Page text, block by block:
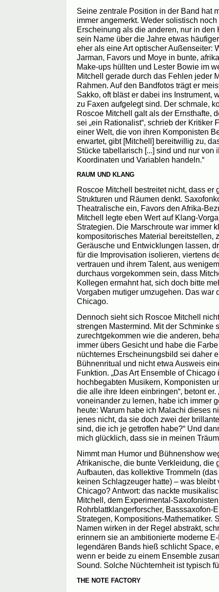
Seine zentrale Position in der Band hat
immer angemerkt. Weder solistisch
Erscheinung als die anderen, nur in den
sein Name über die Jahre etwas
eher als eine Art optischer Außenseiter:
Jarman, Favors und Moye in bunte,
Make-ups hüllten und Lester Bowie im
Mitchell gerade durch das Fehlen jeder
Rahmen. Auf den Bandfotos trägt er
Sakko, oft bläst er dabei ins Instrument,
zu Faxen aufgelegt sind. Der schmale,
Roscoe Mitchell galt als der Ernsthafte,
sei „ein Rationalist“, schrieb der Kritiker
einer Welt, die von ihren Komponisten
erwartet, gibt [Mitchell] bereitwillig zu,
Stücke tabellarisch [...] sind und nur von
Koordinaten und Variablen handeln.“
RAUM UND KLANG
Roscoe Mitchell bestreitet nicht, dass er
Strukturen und Räumen denkt.
Theatralische ein, Favors den Afrika-
Mitchell legte eben Wert auf Klang-
Strategien. Die Marschroute war immer
kompositorisches Material bereitstellen,
Geräusche und Entwicklungen lassen,
für die Improvisation isolieren, viertens
vertrauen und ihrem Talent, aus
durchaus vorgekommen sein, dass
Kollegen ermahnt hat, sich doch bitte
Vorgaben mutiger umzugehen. Das war
Chicago.
Dennoch sieht sich Roscoe Mitchell
strengen Mastermind. Mit der Schminke
zurechtgekommen wie die anderen,
immer übers Gesicht und habe die
nüchternes Erscheinungsbild sei daher
Bühnenritual und nicht etwa Ausweis
Funktion. „Das Art Ensemble of
hochbegabten Musikern, Komponisten
die alle ihre Ideen einbringen“, betont
voneinander zu lernen, habe ich immer
heute: Warum habe ich Malachi dieses
jenes nicht, da sie doch zwei der
sind, die ich je getroffen habe?“ Und
mich glücklich, dass sie in meinen
Nimmt man Humor und Bühnenshow
Afrikanische, die bunte Verkleidung, die
Aufbauten, das kollektive Trommeln
keinen Schlagzeuger hatte) – was bleibt
Chicago? Antwort: das nackte
Mitchell, dem Experimental-
Rohrblattklangerforscher, Basssaxofon-
Strategen, Kompositions-Mathematiker.
Namen wirken in der Regel abstrakt,
erinnern sie an ambitionierte moderne
legendären Bands hieß schlicht Space,
wenn er beide zu einem Ensemble
Sound. Solche Nüchternheit ist typisch
THE NOTE FACTORY